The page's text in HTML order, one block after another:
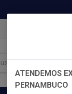
ATENDEMOS
PERNAMBUCO